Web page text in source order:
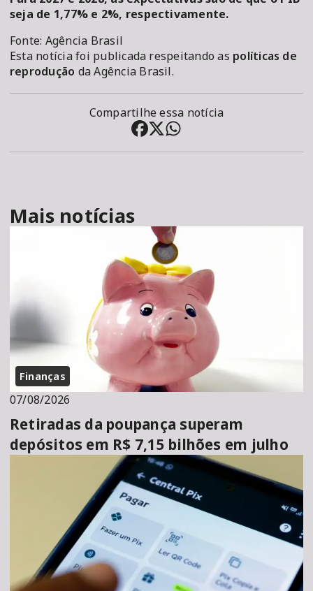
seja de 1,77% e 2%, respectivamente.
Fonte: Agência Brasil
Esta notícia foi publicada respeitando as políticas de
reprodução da Agência Brasil.
Compartilhe essa notícia
Mais notícias
Finanças
07/08/2026
Retiradas da poupança superam
depósitos em R$ 7,15 bilhões em julho